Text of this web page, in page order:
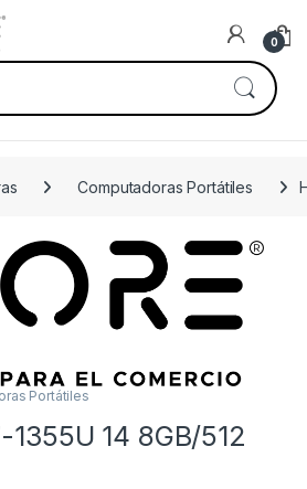
0
Computadoras Portátiles
Portátiles
1355U 14 8GB/512